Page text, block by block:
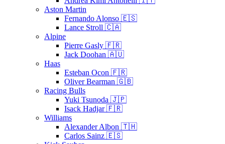
Aston Martin
Fernando Alonso 🇪🇸
Lance Stroll 🇨🇦
Alpine
Pierre Gasly 🇫🇷
Jack Doohan 🇦🇺
Haas
Esteban Ocon 🇫🇷
Oliver Bearman 🇬🇧
Racing Bulls
Yuki Tsunoda 🇯🇵
Isack Hadjar 🇫🇷
Williams
Alexander Albon 🇹🇭
Carlos Sainz 🇪🇸